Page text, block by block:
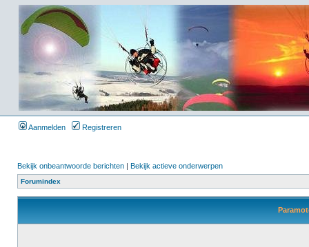
Aanmelden Registreren
Bekijk onbeantwoorde berichten | Bekijk actieve onderwerpen
Forumindex